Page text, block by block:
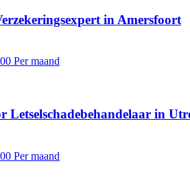
in Amersfoort
Per maand
Letselschadebehandelaar in
Per maand